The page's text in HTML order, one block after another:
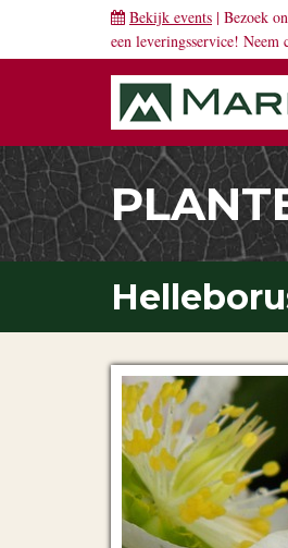
Bekijk events | Bezoek
een leveringsservice! Neem